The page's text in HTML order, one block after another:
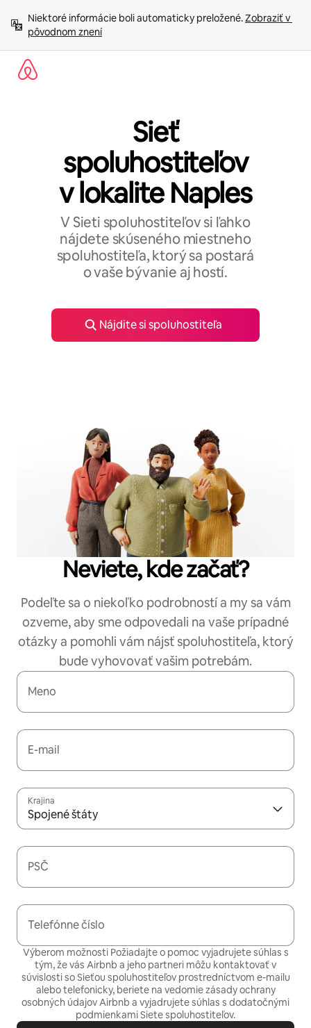
obsah.
Niektoré informácie boli automaticky preložené. Zobraziť v
pôvodnom znení
Sieť
spoluhostiteľov
v lokalite Naples
V Sieti spoluhostiteľov si ľahko
nájdete skúseného miestneho
spoluhostiteľa, ktorý sa postará
o vaše bývanie aj hostí.
Nájdite si spoluhostiteľa
Neviete, kde začať?
Podeľte sa o niekoľko podrobností a my sa vám
ozveme, aby sme odpovedali na vaše prípadné
otázky a pomohli vám nájsť spoluhostiteľa, ktorý
bude vyhovovať vašim potrebám.
Meno
E-mail
Krajina
Spojené štáty
PSČ
Telefónne číslo
Výberom možnosti Požiadajte o pomoc vyjadrujete súhlas s
tým, že vás Airbnb a jeho partneri môžu kontaktovať v
súvislosti so Sieťou spoluhostiteľov prostredníctvom e-mailu
alebo telefonicky, beriete na vedomiezásady ochrany
osobných údajovAirbnb a vyjadrujete súhlas s dodatočnými
podmienkami Siete spoluhostiteľov.